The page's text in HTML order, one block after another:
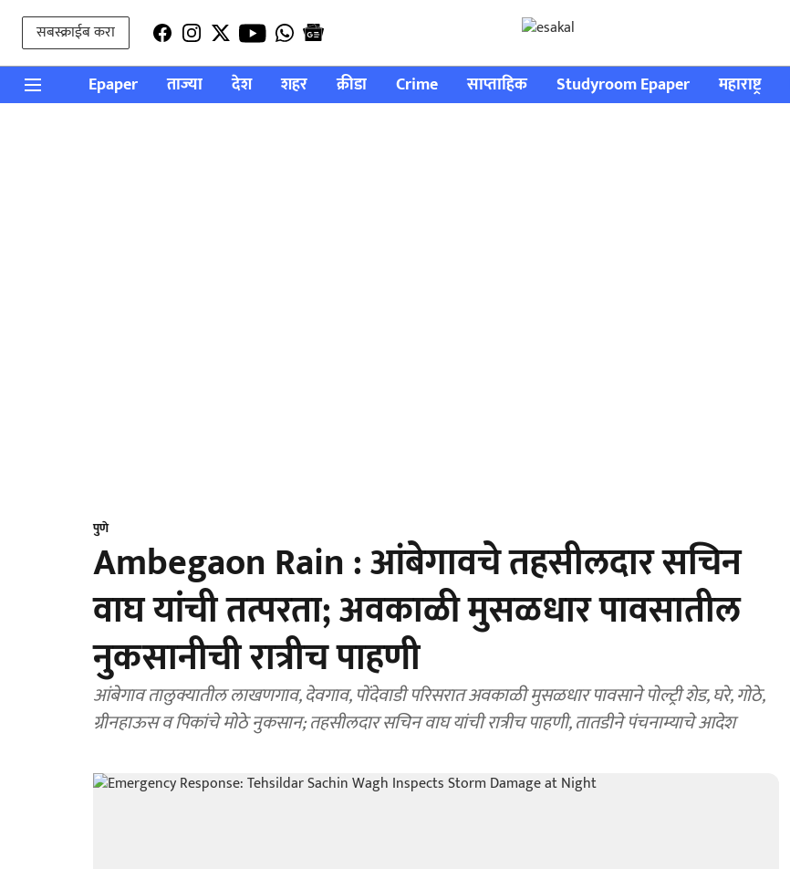
सबस्क्राईब करा
Epaper ताज्या देश शहर क्रीडा Crime साप्ताहिक Studyroom Epaper महाराष्ट्र
पुणे
Ambegaon Rain : आंबेगावचे तहसीलदार सचिन
वाघ यांची तत्परता; अवकाळी मुसळधार पावसातील
नुकसानीची रात्रीच पाहणी
आंबेगाव तालुक्यातील लाखणगाव, देवगाव, पोंदेवाडी परिसरात अवकाळी मुसळधार पावसाने पोल्ट्री शेड, घरे, गोठे,
ग्रीनहाऊस व पिकांचे मोठे नुकसान; तहसीलदार सचिन वाघ यांची रात्रीच पाहणी, तातडीने पंचनाम्याचे आदेश